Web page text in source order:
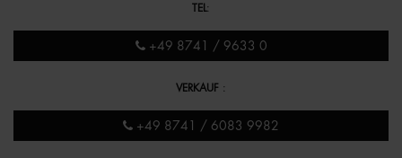
TEL :
+49 8741 / 9633 0
VERKAUF :
+49 8741 / 6083 9982